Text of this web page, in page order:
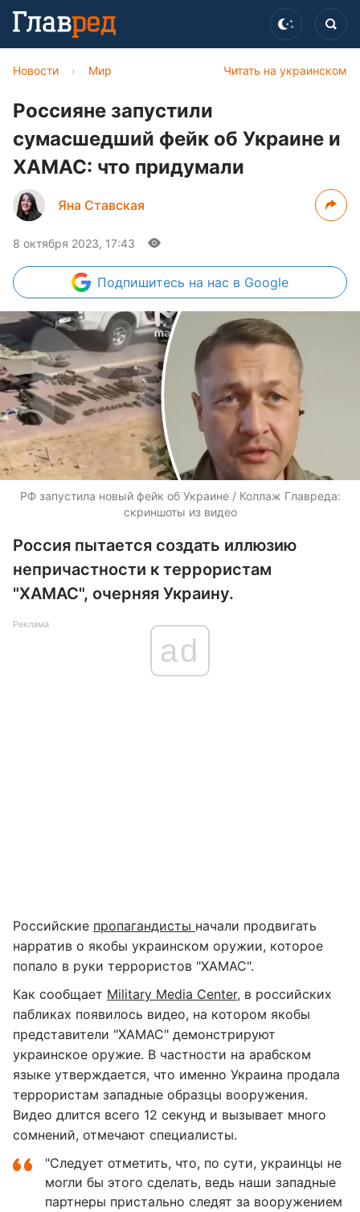
Читать на украинском
Новости › Мир
Россияне запустили
сумасшедший фейк об Украине и
ХАМАС: что придумали
Яна Ставская
8 октября 2023, 17:43
Подпишитесь на нас в Google
РФ запустила новый фейк об Украине / Коллаж Главреда:
скриншоты из видео
Россия пытается создать иллюзию
непричастности к террористам
"ХАМАС", очерняя Украину.
Реклама
ad
Российские пропагандисты начали продвигать
нарратив о якобы украинском оружии, которое
попало в руки террористов "ХАМАС".
Как сообщает Military Media Center, в российских
пабликах появилось видео, на котором якобы
представители "ХАМАС" демонстрируют
украинское оружие. В частности на арабском
языке утверждается, что именно Украина продала
террористам западные образцы вооружения.
Видео длится всего 12 секунд и вызывает много
сомнений, отмечают специалисты.
"Следует отметить, что, по сути, украинцы не
могли бы этого сделать, ведь наши западные
партнеры пристально следят за вооружением